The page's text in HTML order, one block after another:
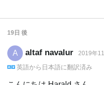
19日 後
A altaf navalur 2019年
英語から 日本語に翻訳済み